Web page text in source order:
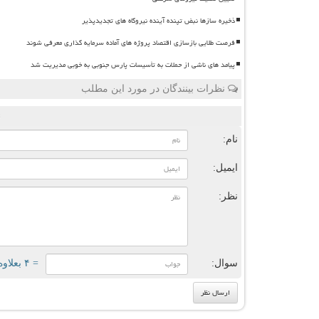
ذخیره سازها نبض تپنده آینده نیروگاه های تجدیدپذیر
فرصت طلایی بازسازی اقتصاد پروژه های آماده سرمایه گذاری معرفی شوند
پیامد های ناشی از حملات به تأسیسات پارس جنوبی به خوبی مدیریت شد
نظرات بینندگان در مورد این مطلب
نام:
ایمیل:
نظر:
سوال: = ۴ بعلاوه ۳